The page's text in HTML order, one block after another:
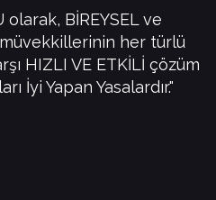
olarak, BİREYSEL ve
her türlü
HIZLI VE ETKİLİ çözüm
İyi Yapan Yasalardır."